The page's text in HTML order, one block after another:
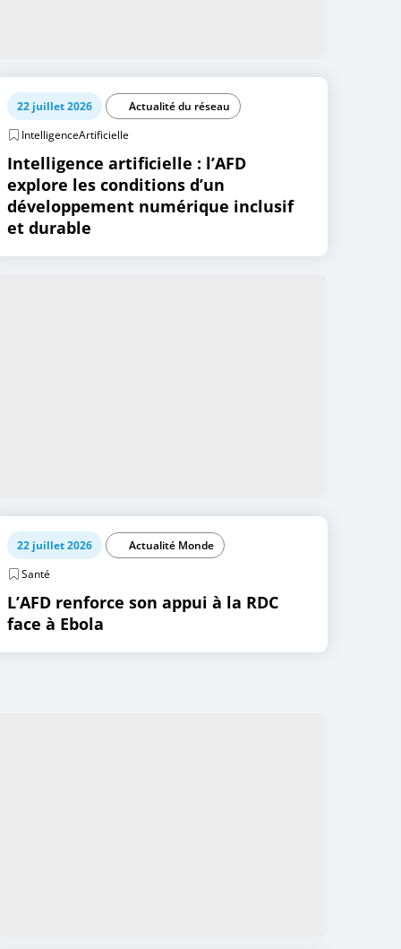
22 juillet 2026
Actualité du réseau
IntelligenceArtificielle
Intelligence artificielle : l’AFD
explore les conditions d’un
développement numérique inclusif
et durable
22 juillet 2026
Actualité Monde
Santé
L’AFD renforce son appui à la RDC
face à Ebola